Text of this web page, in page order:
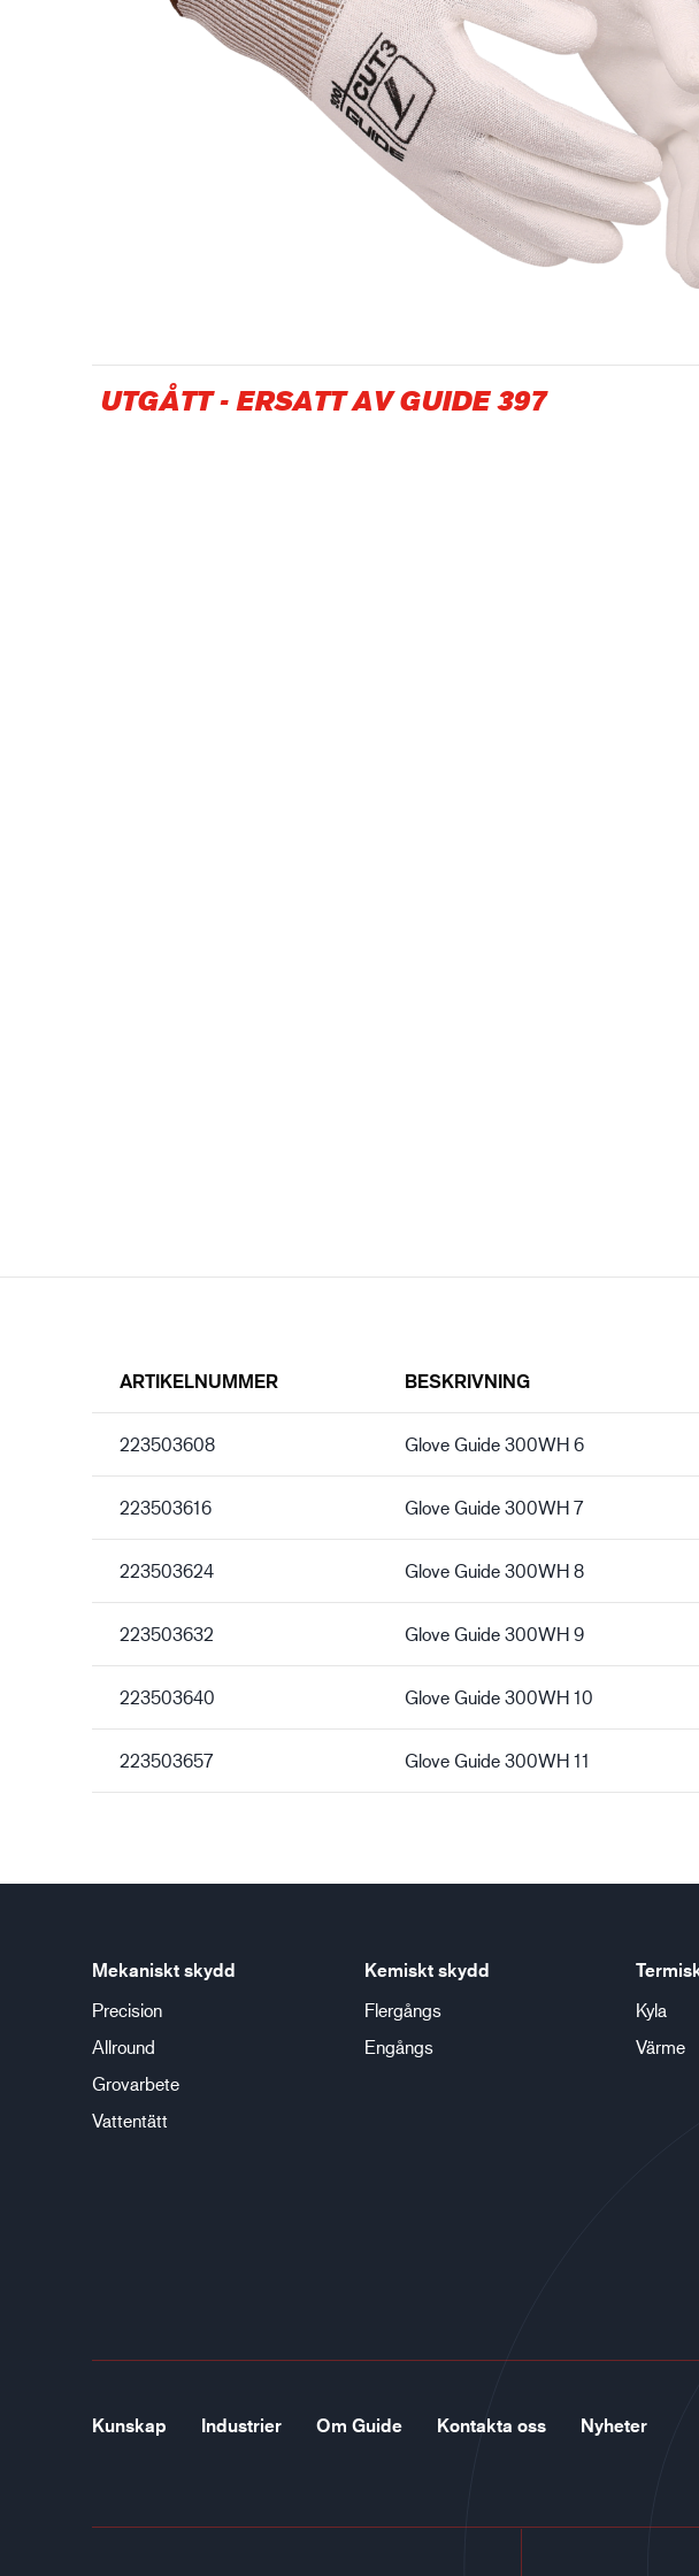
Olje- och gasindustri Bygg- och
UTGÅTT- ERSATT AV GUIDE 397
ARTIKELNUMMER BESKRIVNING
223503608 Glove Guide 300WH 6
223503616 Glove Guide 300WH 7
223503624 Glove Guide 300WH 8
223503632 Glove Guide 300WH 9
223503640 Glove Guide 300WH 10
223503657 Glove Guide 300WH 11
Mekaniskt skydd
Precision
Allround
Grovarbete
Vattentätt
Kemiskt skydd
Flergångs
Engångs
Kyla
Värme
Kunskap Industrier Om Guide Kontakta oss Nyheter